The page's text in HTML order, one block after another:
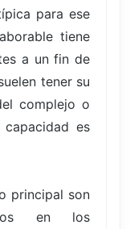
para ese
tiene
a un fin de
tener su
complejo o
es
principal son
en los